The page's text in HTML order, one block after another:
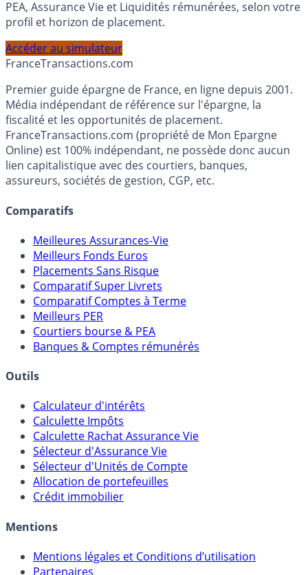
Calculez la répartition théorique de votre capital entre
profil et horizon de placement.
FranceTransactions.com
Premier guide épargne de France, en ligne depuis 2001.
Média indépendant de référence sur l'épargne, la
fiscalité et les opportunités de placement.
FranceTransactions.com (propriété de Mon Epargne
Online) est 100% indépendant, ne possède donc aucun
assureurs, sociétés de gestion, CGP, etc.
Comparatifs
Meilleures Assurances-Vie
Meilleurs Fonds Euros
Placements Sans Risque
Comparatif Super Livrets
Comparatif Comptes à Terme
Meilleurs PER
Banques & Comptes rémunérés
Outils
Calculateur d'intérêts
Calculette Impôts
Calculette Rachat Assurance Vie
Sélecteur d'Assurance Vie
Sélecteur d'Unités de Compte
Crédit immobilier
Mentions